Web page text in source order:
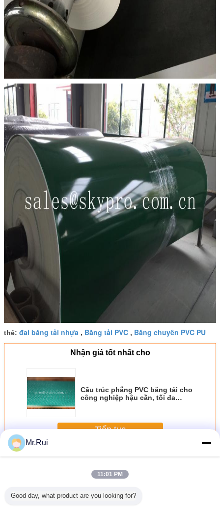
thẻ: đai băng tải nhựa , Băng tải PVC , Băng chuyền PVC PU
Nhận giá tốt nhất cho
Cấu trúc phẳng PVC băng tải cho
công nghiệp hậu cần, tối đa
Tiếp tục
HơnBăng tải PVC
Mr.Rui
11:01 PM
Good day, what product are you looking for?